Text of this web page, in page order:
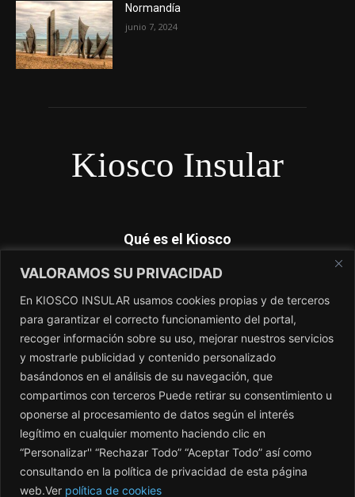
VALORAMOS SU PRIVACIDAD
En KIOSCO INSULAR usamos cookies propias y de terceros
para garantizar el correcto funcionamiento del portal,
recoger información sobre su uso, mejorar nuestros servicios
y mostrarle publicidad y contenido personalizado
basándonos en el análisis de su navegación, que
compartimos con terceros Puede retirar su consentimiento u
oponerse al procesamiento de datos según el interés
legítimo en cualquier momento haciendo clic en
“Personalizar'' “Rechazar Todo” “Aceptar Todo” así como
consultando en la política de privacidad de esta página
web.Ver política de cookies
Normandía
junio 7, 2024
Kiosco Insular
Qué es el Kiosco
Kiosco Insular es el magacín independiente de Canarias. No
dependemos de subvenciones y nosotros si contamos lo que
los periódicos no cuentan. El único periódico sin amo.
Contacto:redaccion@kioscoinsular.com
SÍGANOS